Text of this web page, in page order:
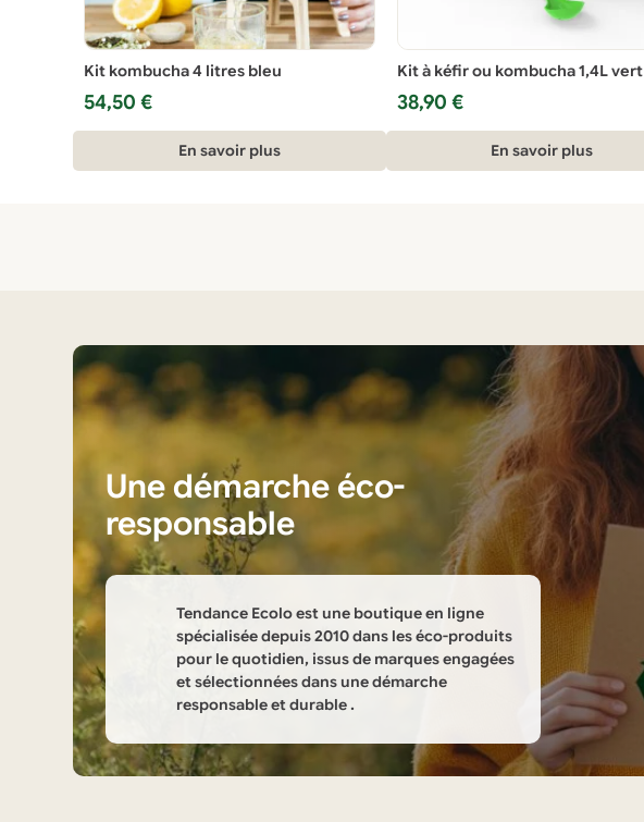
Kit kombucha 4 litres bleu
54,50€
En savoir plus
Kit à kéfir ou kombucha 1,4L vert
38,90 €
En savoir plus
Informations
Une démarche éco-
responsable
Tendance Ecolo est une boutique en ligne
spécialisée depuis 2010 dans les éco-produits
pour le quotidien, issus de marques engagées
et sélectionnées dans une démarche
responsable et durable .